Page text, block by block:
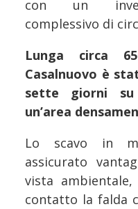
con un
complessivo di
Lunga circa
Casalnuovo è
sette giorni su
un’area
Lo scavo in
assicurato
vista
contatto la falda